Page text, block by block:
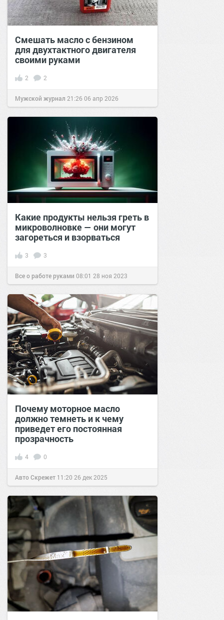
Смешать масло с бензином
для двухтактного двигателя
своими руками
2 2
Мужской журнал 21:2606 апр 2026
Какие продукты нельзя греть в
микроволновке — они могут
загореться и взорваться
3 3
Все о работе руками 08:01 28 ноя 2023
Почему моторное масло
должно темнеть и к чему
приведет его постоянная
прозрачность
4 0
Авто Скрежет 11:20 26 дек 2025